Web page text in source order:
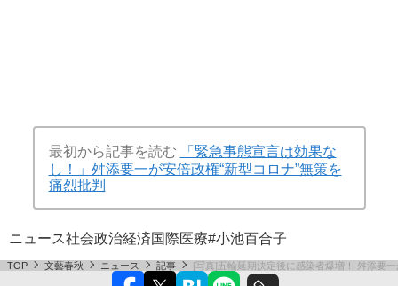
最初から記事を読む
「緊急事態宣言は効果な
し！」舛添要一が安倍政権“新型コロナ”無策を
痛烈批判
ニュース社会政治経済国際医療#小池百合子
TOP 文藝春秋 ニュース 記事 [写真]五輪延期決定後に感染者爆増！ 舛添要